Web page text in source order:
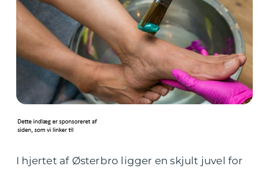
I hjertet af Østerbro ligger en skjult juvel for